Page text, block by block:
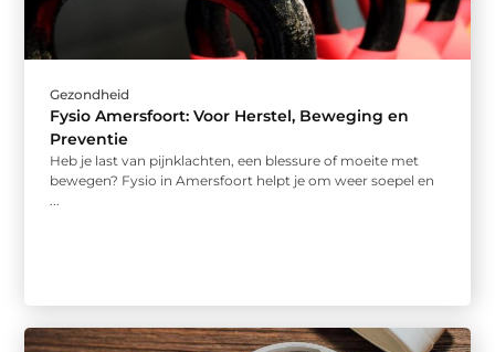
Gezondheid
Fysio Amersfoort: Voor Herstel, Beweging en
Preventie
Heb je last van pijnklachten, een blessure of moeite met
bewegen? Fysio in Amersfoort helpt je om weer soepel en
...